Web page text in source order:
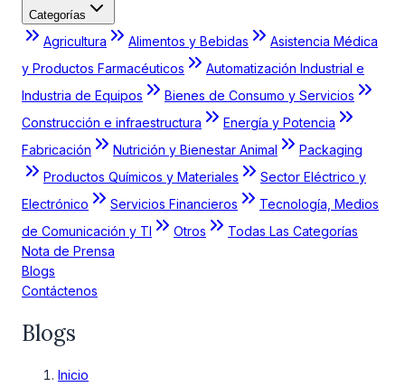
Categorías
Agricultura Alimentos y Bebidas
Asistencia Médica
y Productos Farmacéuticos
Automatización Industrial e
Industria de Equipos
Bienes de Consumo y Servicios
Construcción e infraestructura
Energía y Potencia
Fabricación
Nutrición y Bienestar Animal
Packaging
Productos Químicos y Materiales
Sector Eléctrico y
Electrónico
Servicios Financieros
Tecnología, Medios
de Comunicación y TI
Otros
Todas Las Categorías
Nota de Prensa
Blogs
Contáctenos
Blogs
Inicio